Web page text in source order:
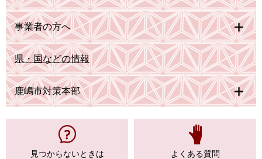
事業者の方へ
県・国などの情報
鹿嶋市対策本部
見つからないときは よくある質問